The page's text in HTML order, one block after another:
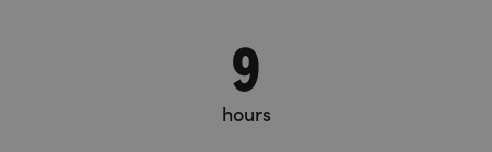
9
hours